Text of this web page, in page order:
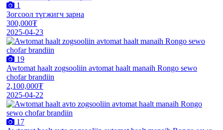
1
Зогсоол түгжигч зарна
300,000₮
2025-04-23
19
Awtomat haalt zogsooliin avtomat haalt manaih Rongo sewo
chofar brandiin
2,100,000₮
2025-04-22
17